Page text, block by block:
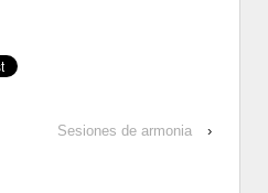
Sesiones de armonia ›